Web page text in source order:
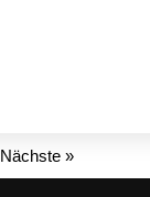
Nächste »